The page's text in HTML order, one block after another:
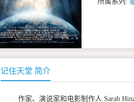
记住天堂 简介
作家、演说家和电影制作人 Sarah